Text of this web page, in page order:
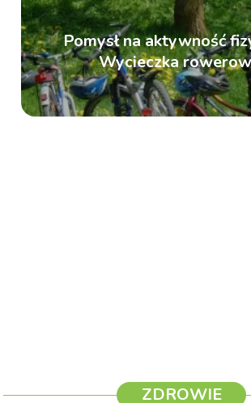
Pomysł na aktywność
Wycieczka
ZDROWIE